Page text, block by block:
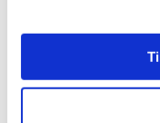
I forbindelse med
for kliniske forsøg
Praksisændring